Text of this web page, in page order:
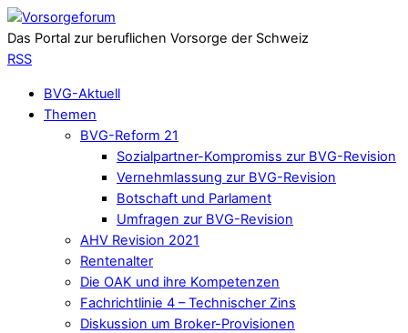
Das Portal zur beruflichen Vorsorge der Schweiz
RSS
BVG-Aktuell
Themen
BVG-Reform 21
Sozialpartner-Kompromiss zur BVG-Revision
Vernehmlassung zur BVG-Revision
Botschaft und Parlament
Umfragen zur BVG-Revision
AHV Revision 2021
Rentenalter
Die OAK und ihre Kompetenzen
Fachrichtlinie 4 – Technischer Zins
Diskussion um Broker-Provisionen